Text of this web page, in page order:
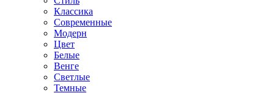
Классика
Современные
Модерн
Цвет
Белые
Венге
Светлые
Темные